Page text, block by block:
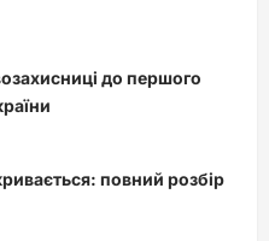
до першого
повний розбір